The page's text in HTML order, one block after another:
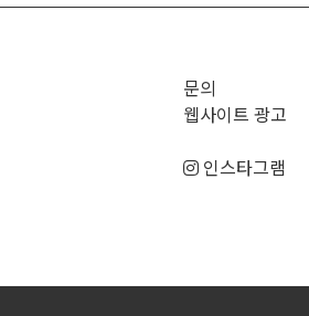
문의
웹사이트 광고
인스타그램